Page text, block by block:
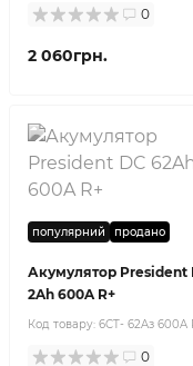
0
2 060грн.
популярний продано
Акумулятор President
2Ah 600A R+
Код товару: 6CT- 62Aз 600A
0